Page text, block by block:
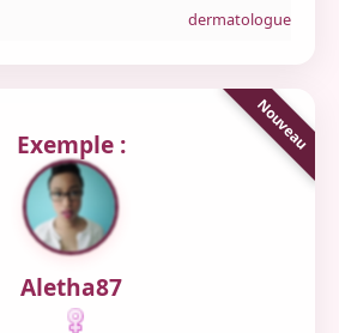
dermatologue
Exemple :
Aletha87